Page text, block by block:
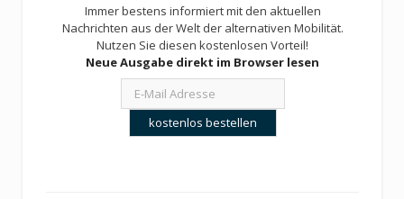
Immer bestens informiert mit den aktuellen
Nachrichten aus der Welt der alternativen Mobilität.
Nutzen Sie diesen kostenlosen Vorteil!
Neue Ausgabe direkt im Browser lesen